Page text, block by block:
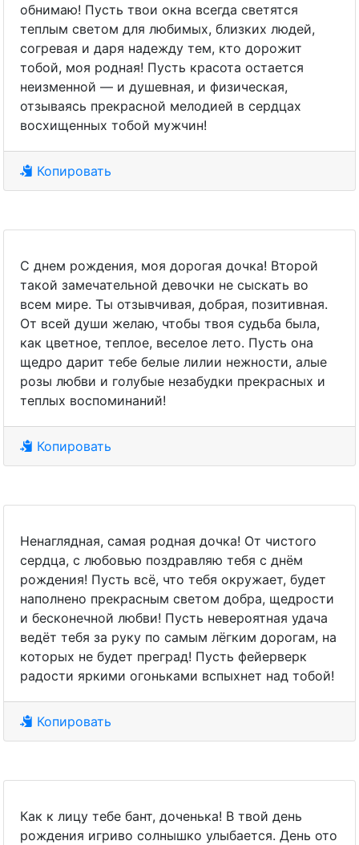
обнимаю! Пусть твои окна всегда светятся
теплым светом для любимых, близких людей,
согревая и даря надежду тем, кто дорожит
тобой, моя родная! Пусть красота остается
неизменной — и душевная, и физическая,
отзываясь прекрасной мелодией в сердцах
восхищенных тобой мужчин!
Копировать
С днем рождения, моя дорогая дочка! Второй
такой замечательной девочки не сыскать во
всем мире. Ты отзывчивая, добрая, позитивная.
От всей души желаю, чтобы твоя судьба была,
как цветное, теплое, веселое лето. Пусть она
щедро дарит тебе белые лилии нежности, алые
розы любви и голубые незабудки прекрасных и
теплых воспоминаний!
Копировать
Ненаглядная, самая родная дочка! От чистого
сердца, с любовью поздравляю тебя с днём
рождения! Пусть всё, что тебя окружает, будет
наполнено прекрасным светом добра, щедрости
и бесконечной любви! Пусть невероятная удача
ведёт тебя за руку по самым лёгким дорогам, на
которых не будет преград! Пусть фейерверк
радости яркими огоньками вспыхнет над тобой!
Копировать
Как к лицу тебе бант, доченька! В твой день
рождения игриво солнышко улыбается. День ото